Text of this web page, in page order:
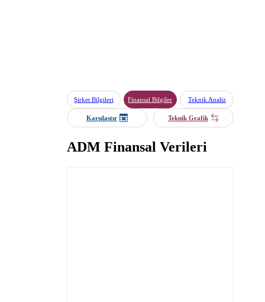
Şirket Bilgileri Finansal Bilgiler Teknik Analiz
Karşılaştır Teknik Grafik
ADM Finansal Verileri